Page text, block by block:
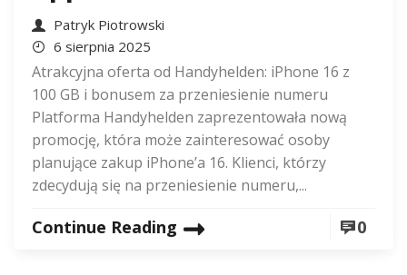
Patryk Piotrowski
6 sierpnia 2025
Atrakcyjna oferta od Handyhelden: iPhone 16 z
100 GB i bonusem za przeniesienie numeru
Platforma Handyhelden zaprezentowała nową
promocję, która może zainteresować osoby
planujące zakup iPhone’a 16. Klienci, którzy
zdecydują się na przeniesienie numeru,...
Continue Reading 0